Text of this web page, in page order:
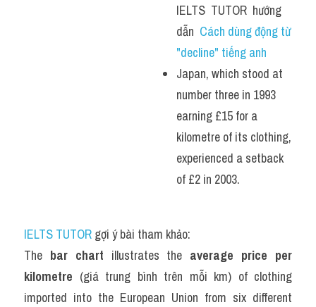
IELTS  TUTOR  hướng
dẫn Cách dùng động từ
"decline" tiếng anh
Japan, which stood at
number three in 1993
earning £15 for a
kilometre of its clothing,
experienced a setback
of £2 in 2003.
IELTS TUTOR gợi ý bài tham khảo:
The bar chart illustrates the average price per
kilometre (giá trung bình trên mỗi km) of clothing
imported into the European Union from six different